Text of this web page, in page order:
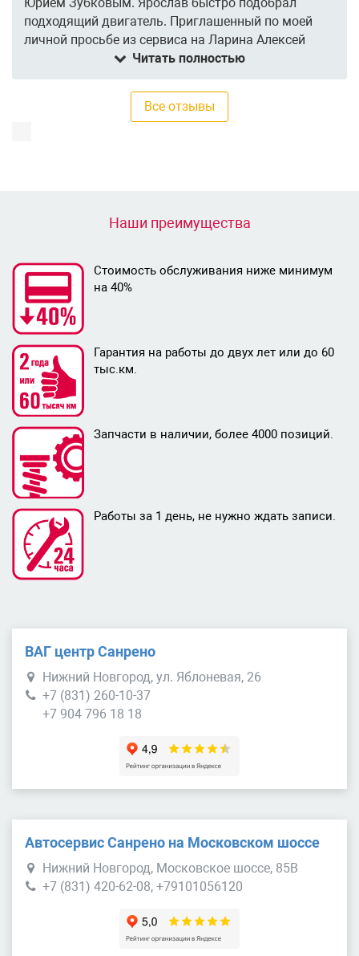
подходящий двигатель. Приглашенный по моей
личной просьбе из сервиса на Ларина Алексей
Захаров установил. Хочу отметить высокий
профессионализм сотрудников и их внимательное
Читать полностью
Все отзывы
Наши преимущества
Стоимость обслуживания ниже минимум
на 40%
Гарантия на работы до двух лет или до 60
тыс.км.
Запчасти в наличии, более 4000 позиций.
Работы за 1 день, не нужно ждать записи.
ВАГ центр Санрено
Нижний Новгород, ул. Яблоневая, 26
+7 (831) 260-10-37
+7 904 796 18 18
Автосервис Санрено на Московском шоссе
Нижний Новгород, Московское шоссе, 85В
+7 (831) 420-62-08, +79101056120